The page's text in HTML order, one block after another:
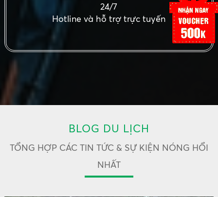
24/7
Hotline và hỗ trợ trực tuyến
BLOG DU LỊCH
TỔNG HỢP CÁC TIN TỨC & SỰ KIỆN NÓNG HỔI
NHẤT